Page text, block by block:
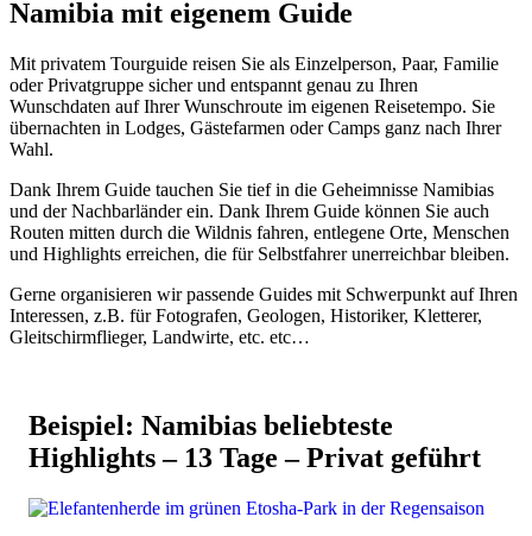
Namibia mit eigenem Guide
Mit privatem Tourguide reisen Sie als Einzelperson, Paar, Familie
oder Privatgruppe sicher und entspannt genau zu Ihren
Wunschdaten auf Ihrer Wunschroute im eigenen Reisetempo. Sie
übernachten in Lodges, Gästefarmen oder Camps ganz nach Ihrer
Wahl.
Dank Ihrem Guide tauchen Sie tief in die Geheimnisse Namibias
und der Nachbarländer ein. Dank Ihrem Guide können Sie auch
Routen mitten durch die Wildnis fahren, entlegene Orte, Menschen
und Highlights erreichen, die für Selbstfahrer unerreichbar bleiben.
Gerne organisieren wir passende Guides mit Schwerpunkt auf Ihren
Interessen, z.B. für Fotografen, Geologen, Historiker, Kletterer,
Gleitschirmflieger, Landwirte, etc. etc…
Beispiel: Namibias beliebteste
Highlights – 13 Tage – Privat geführt